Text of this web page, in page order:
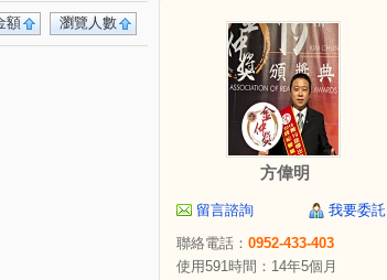
瀏覽人數
額
方偉明
留言諮詢
我要委託
聯絡電話： 0952-433-403
使用591時間：14年5個月